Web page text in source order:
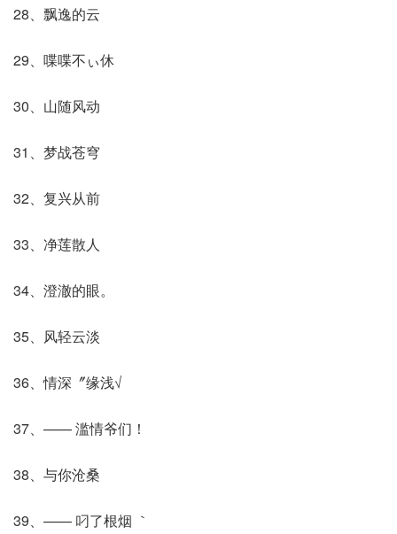
28、飘逸的云
29、喋喋不ぃ休
30、山随风动
31、梦战苍穹
32、复兴从前
33、净莲散人
34、澄澈的眼。
35、风轻云淡
36、情深〞缘浅√
37、—— 滥情爷们！
38、与你沧桑
39、—— 叼了根烟 ｀